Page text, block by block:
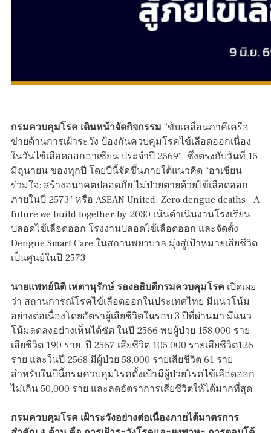
กรมควบคุมโรค เดินหน้าจัดกิจกรรม “ขับเคลื่อนภาคีเครือ
ข่ายด้านการเฝ้าระวัง ป้องกันควบคุมโรคไข้เลือดออกเนื่อง
ในวันไข้เลือดออกอาเซียน ประจำปี 2569” ซึ่งตรงกับวันที่ 15
มิถุนายน ของทุกปี โดยปีนี้จัดขึ้นภายใต้แนวคิด “อาเซียน
ร่วมใจ: สร้างอนาคตปลอดภัย ไม่ป่วยตายด้วยไข้เลือดออก
ภายในปี 2573” หรือ ASEAN United: Zero dengue deaths – A
future we build together by 2030 เน้นดำเนินงานโรงเรียน
ปลอดไข้เลือดออก โรงงานปลอดไข้เลือดออก และจัดตั้ง
Dengue Smart Care ในสถานพยาบาล มุ่งสู่เป้าหมายเสียชีวิต
เป็นศูนย์ในปี 2573
นายแพทย์นิติ เหตานุรักษ์ รองอธิบดีกรมควบคุมโรค เปิดเผย
ว่า สถานการณ์โรคไข้เลือดออกในประเทศไทย มีแนวโน้ม
อย่างต่อเนื่องโดยอัตราผู้เสียชีวิตในรอบ 3 ปีที่ผ่านมา มีแนว
โน้มลดลงอย่างเห็นได้ชัด ในปี 2566 พบผู้ป่วย 158,000 ราย
เสียชีวิต 190 ราย, ปี 2567 เสียชีวิต 105,000 รายเสียชีวิต126
ราย และในปี 2568 มีผู้ป่วย 58,000 รายเสียชีวิต 61 ราย
สำหรับในปีนี้กรมควบคุมโรคตั้งเป้ามีผู้ป่วยโรคไข้เลือดออก
ไม่เกิน 50,000 ราย และลดอัตราการเสียชีวิตให้ได้มากที่สุด
กรมควบคุมโรค เฝ้าระวังอย่างต่อเนื่องภายไต้มาตรการ